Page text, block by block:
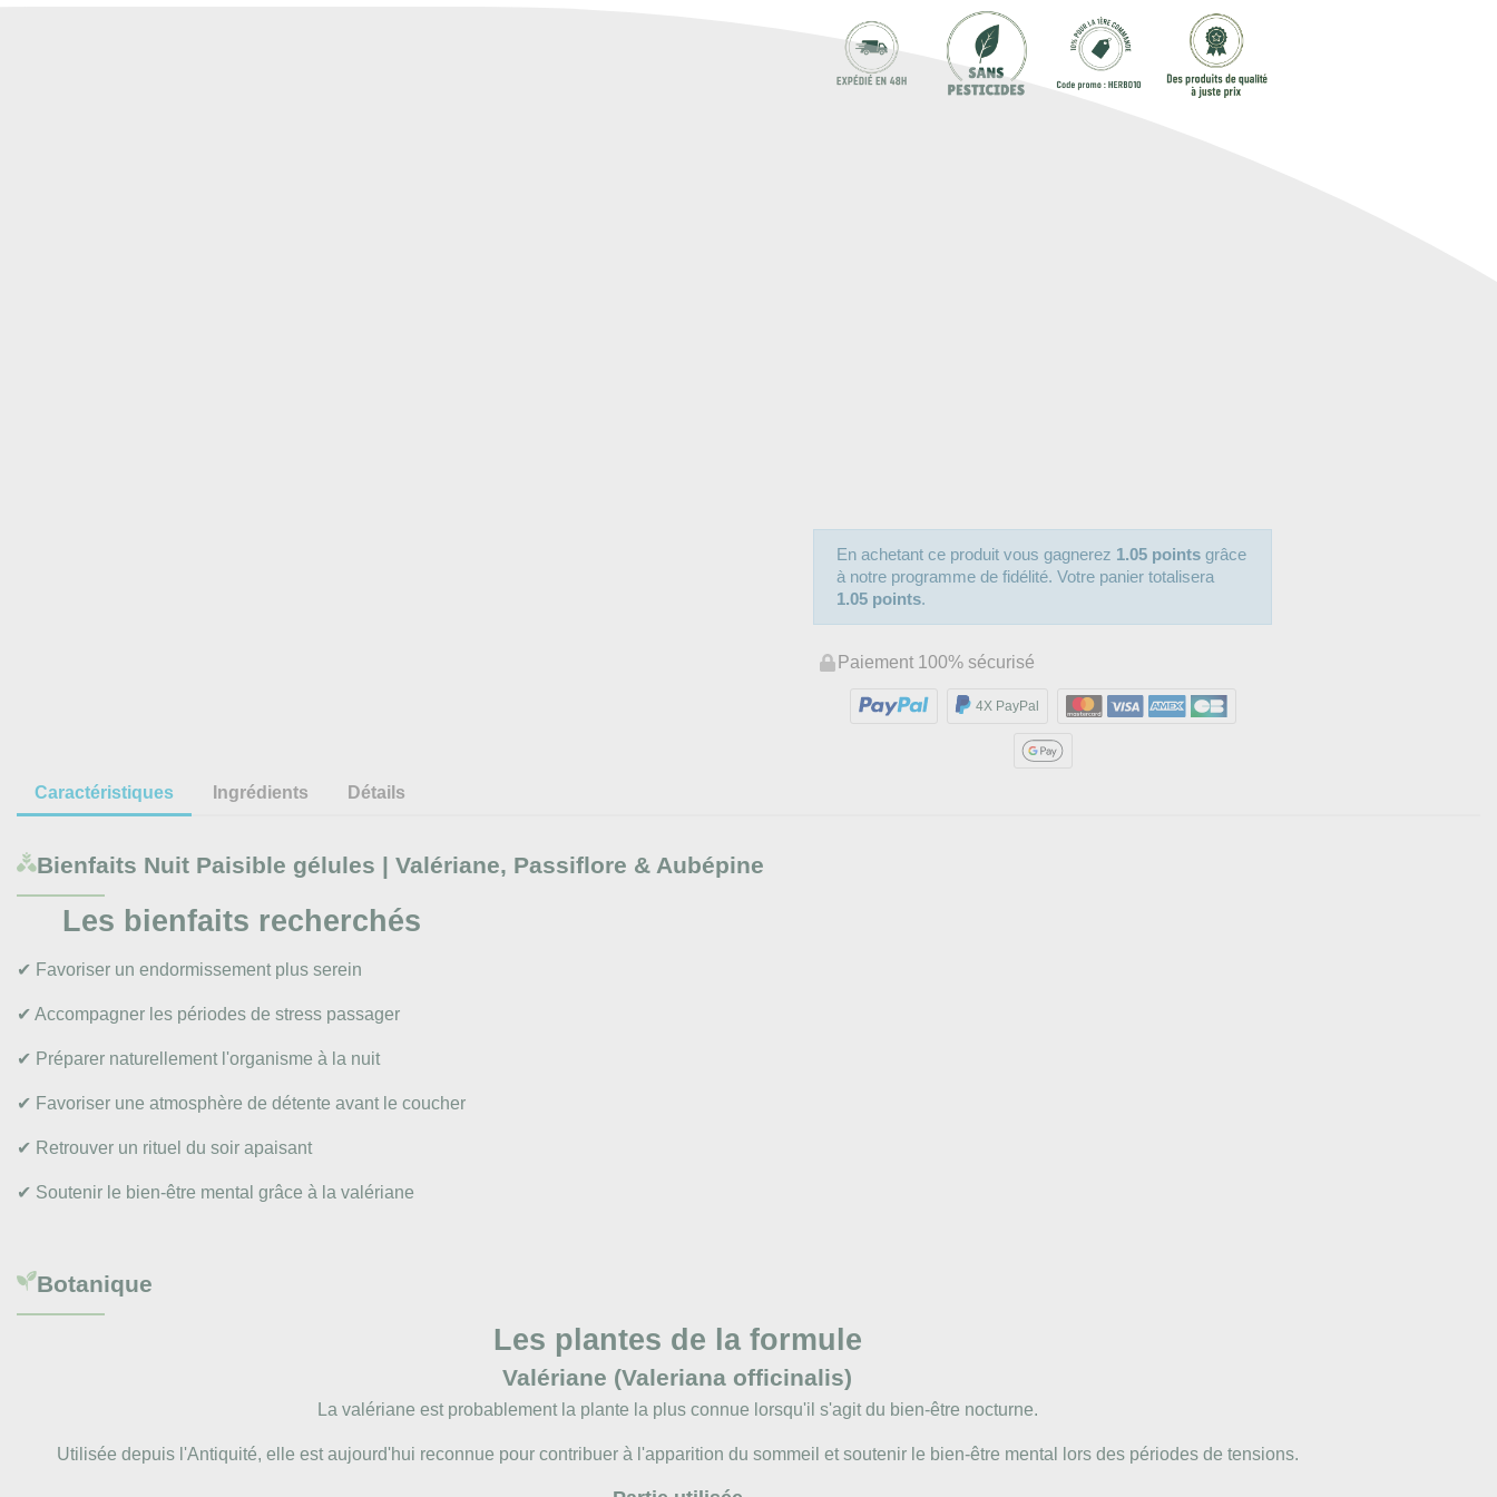
En achetant ce produit vous gagnerez 1.05 points grâce
à notre programme de fidélité. Votre panier totalisera
1.05 points.
Paiement 100% sécurisé
4X PayPal
Caractéristiques Ingrédients Détails
Bienfaits Nuit Paisible gélules | Valériane, Passiflore & Aubépine
Les bienfaits recherchés
✔ Favoriser un endormissement plus serein
✔ Accompagner les périodes de stress passager
✔ Préparer naturellement l'organisme à la nuit
✔ Favoriser une atmosphère de détente avant le coucher
✔ Retrouver un rituel du soir apaisant
✔ Soutenir le bien-être mental grâce à la valériane
Botanique
Les plantes de la formule
Valériane (Valeriana officinalis)
La valériane est probablement la plante la plus connue lorsqu'il s'agit du bien-être nocturne.
Utilisée depuis l'Antiquité, elle est aujourd'hui reconnue pour contribuer à l'apparition du sommeil et soutenir le bien-être mental lors des périodes de tensions.